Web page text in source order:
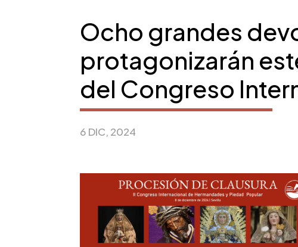
Ocho grandes
protagonizarán
del Congreso
6 DIC, 2024